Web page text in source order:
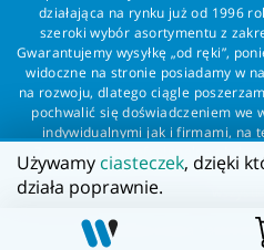
działająca na rynku już od 1996
szeroki wybór asortymentu z
Gwarantujemy wysyłkę „od ręki”,
widoczne na stronie posiadamy w
na rozwoju, dlatego ciągle
pochwalić się doświadczeniem we
indywidualnymi jak i firmami, na
Zapewniamy profesjonalną
bezproblemową realizację
Wszelkie prawa
Używamy ciasteczek, dzięki
działa poprawnie.